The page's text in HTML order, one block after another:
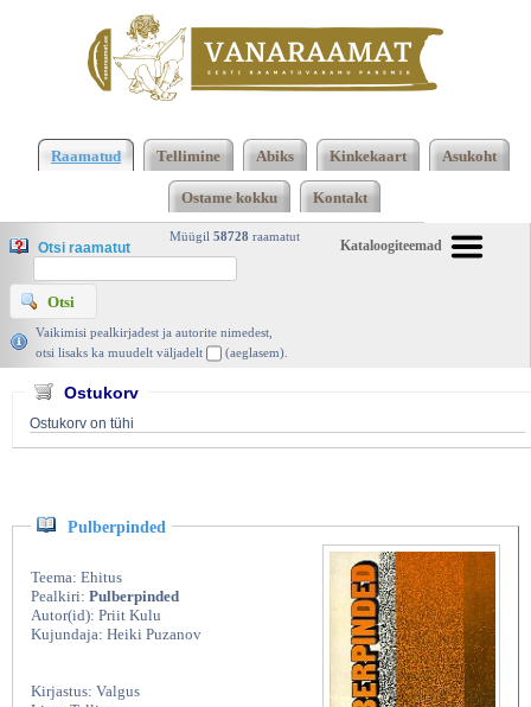
Priit Kulu, Valgus 1989 | vanaraamat. ee
Raamatud Tellimine Abiks Kinkekaart Asukoht
Ostame kokku Kontakt
Kataloogiteemad
Müügil 58728 raamatut
Otsi raamatut
Vaikimisi pealkirjadest ja autorite nimedest,
otsi lisaks ka muudelt väljadelt
(aeglasem).
Ostukorv
Ostukorv on tühi
Pulberpinded
Teema: Ehitus
Pealkiri: Pulberpinded
Autor(id): Priit Kulu
Kujundaja: Heiki Puzanov
Kirjastus: Valgus